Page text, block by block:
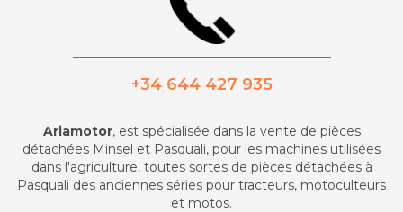
+34 644 427 935
Ariamotor, est spécialisée dans la vente de pièces
détachées Minsel et Pasquali, pour les machines utilisées
dans l'agriculture, toutes sortes de pièces détachées à
Pasquali des anciennes séries pour tracteurs, motoculteurs
et motos.